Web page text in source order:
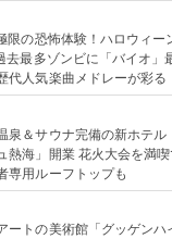
限の恐怖体験！ハロウィー
去最多ゾンビに「バイオ」
代人気楽曲メドレーが彩る
泉＆サウナ完備の新ホテル
熱海」開業 花火大会を満喫
専用ルーフトップも
ートの美術館「グッゲンハ